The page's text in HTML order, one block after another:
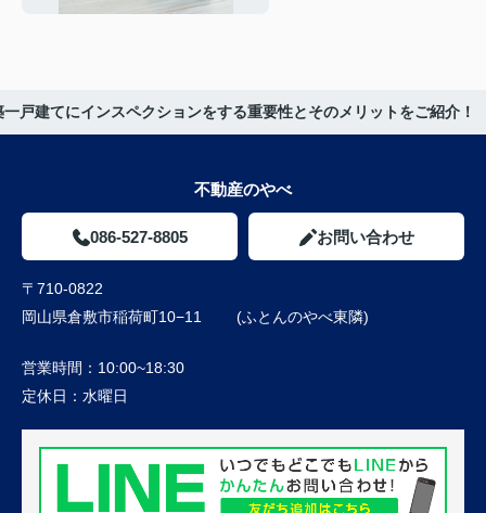
一戸建てにインスペクションをする重要性とそのメリットをご紹介！
不動産のやべ
086-527-8805 お問い合わせ
〒710-0822
岡山県倉敷市稲荷町10−11 (ふとんのやべ東隣)
営業時間： 10:00~18:30
定休日： 水曜日